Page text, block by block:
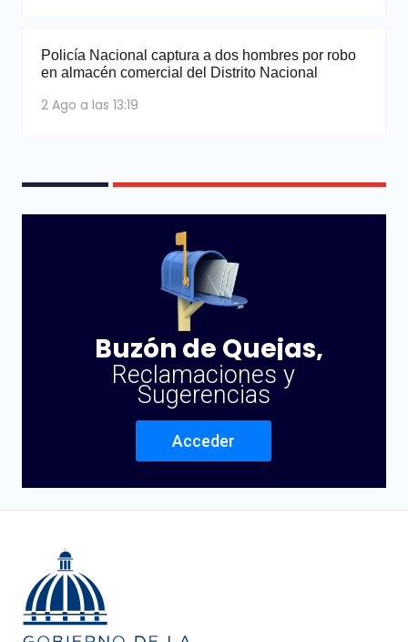
Policía Nacional captura a dos hombres por robo
en almacén comercial del Distrito Nacional
2 Ago a las 13:19
Buzón de Quejas,
Reclamaciones y
Sugerencias
Acceder